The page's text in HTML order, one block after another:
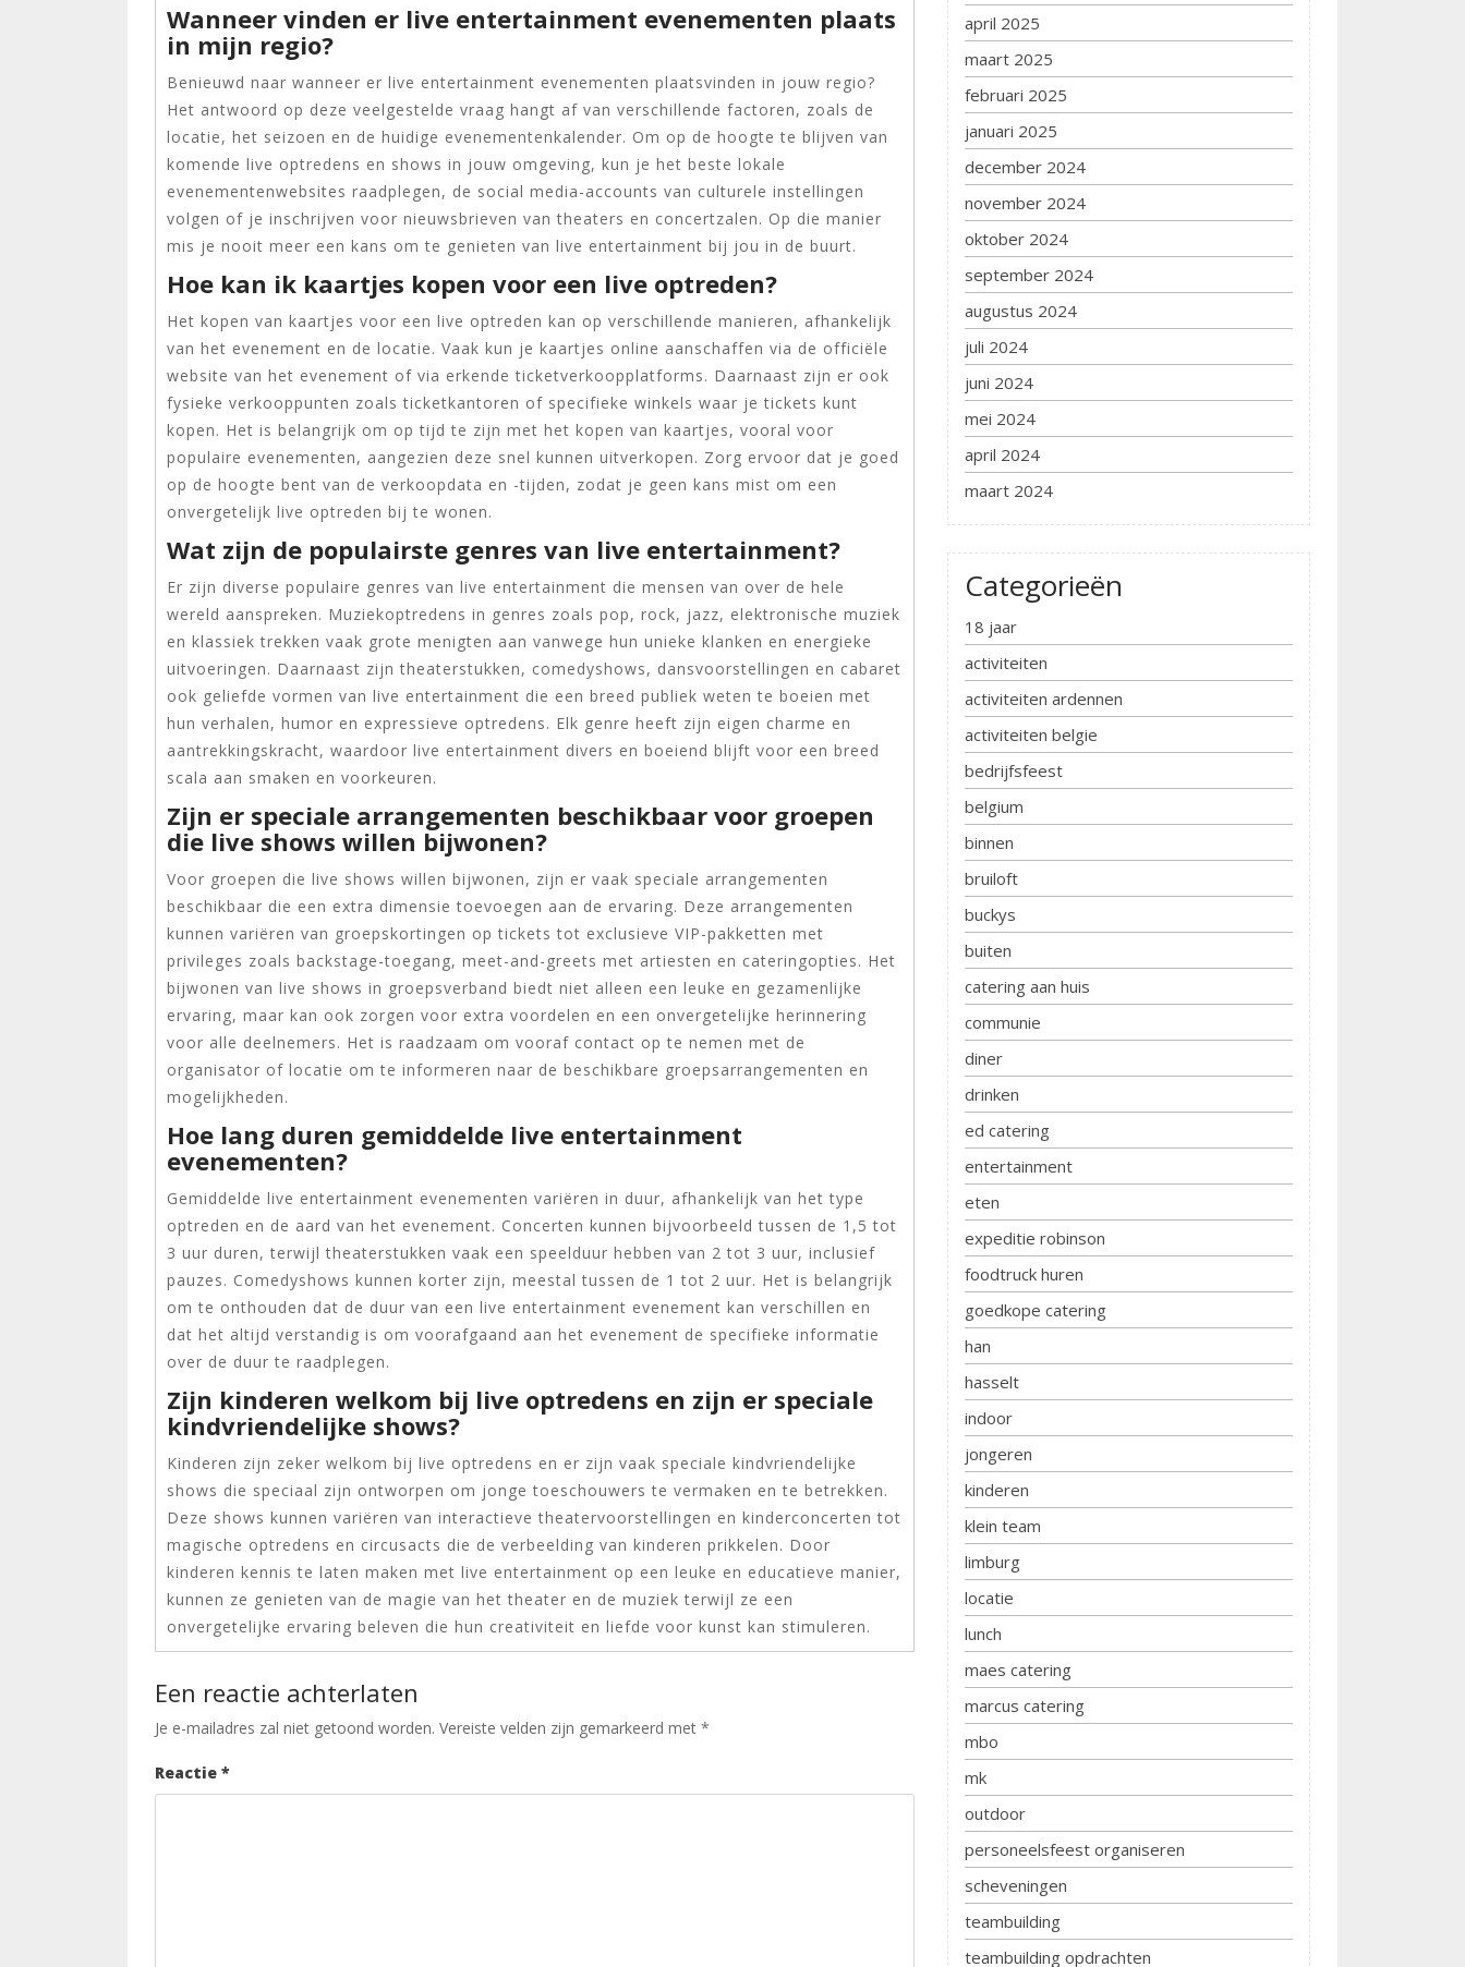
Wanneer vinden er live entertainment evenementen plaats
in mijn regio?
Benieuwd naar wanneer er live entertainment evenementen plaatsvinden in jouw regio?
Het antwoord op deze veelgestelde vraag hangt af van verschillende factoren, zoals de
locatie, het seizoen en de huidige evenementenkalender. Om op de hoogte te blijven van
komende live optredens en shows in jouw omgeving, kun je het beste lokale
evenementenwebsites raadplegen, de social media-accounts van culturele instellingen
volgen of je inschrijven voor nieuwsbrieven van theaters en concertzalen. Op die manier
mis je nooit meer een kans om te genieten van live entertainment bij jou in de buurt.
Hoe kan ik kaartjes kopen voor een live optreden?
Het kopen van kaartjes voor een live optreden kan op verschillende manieren, afhankelijk
van het evenement en de locatie. Vaak kun je kaartjes online aanschaffen via de officiële
website van het evenement of via erkende ticketverkoopplatforms. Daarnaast zijn er ook
fysieke verkooppunten zoals ticketkantoren of specifieke winkels waar je tickets kunt
kopen. Het is belangrijk om op tijd te zijn met het kopen van kaartjes, vooral voor
populaire evenementen, aangezien deze snel kunnen uitverkopen. Zorg ervoor dat je goed
op de hoogte bent van de verkoopdata en -tijden, zodat je geen kans mist om een
onvergetelijk live optreden bij te wonen.
Wat zijn de populairste genres van live entertainment?
Er zijn diverse populaire genres van live entertainment die mensen van over de hele
wereld aanspreken. Muziekoptredens in genres zoals pop, rock, jazz, elektronische muziek
en klassiek trekken vaak grote menigten aan vanwege hun unieke klanken en energieke
uitvoeringen. Daarnaast zijn theaterstukken, comedyshows, dansvoorstellingen en cabaret
ook geliefde vormen van live entertainment die een breed publiek weten te boeien met
hun verhalen, humor en expressieve optredens. Elk genre heeft zijn eigen charme en
aantrekkingskracht, waardoor live entertainment divers en boeiend blijft voor een breed
scala aan smaken en voorkeuren.
Zijn er speciale arrangementen beschikbaar voor groepen
die live shows willen bijwonen?
Voor groepen die live shows willen bijwonen, zijn er vaak speciale arrangementen
beschikbaar die een extra dimensie toevoegen aan de ervaring. Deze arrangementen
kunnen variëren van groepskortingen op tickets tot exclusieve VIP-pakketten met
privileges zoals backstage-toegang, meet-and-greets met artiesten en cateringopties. Het
bijwonen van live shows in groepsverband biedt niet alleen een leuke en gezamenlijke
ervaring, maar kan ook zorgen voor extra voordelen en een onvergetelijke herinnering
voor alle deelnemers. Het is raadzaam om vooraf contact op te nemen met de
organisator of locatie om te informeren naar de beschikbare groepsarrangementen en
mogelijkheden.
Hoe lang duren gemiddelde live entertainment
evenementen?
Gemiddelde live entertainment evenementen variëren in duur, afhankelijk van het type
optreden en de aard van het evenement. Concerten kunnen bijvoorbeeld tussen de 1,5 tot
3 uur duren, terwijl theaterstukken vaak een speelduur hebben van 2 tot 3 uur, inclusief
pauzes. Comedyshows kunnen korter zijn, meestal tussen de 1 tot 2 uur. Het is belangrijk
om te onthouden dat de duur van een live entertainment evenement kan verschillen en
dat het altijd verstandig is om voorafgaand aan het evenement de specifieke informatie
over de duur te raadplegen.
Zijn kinderen welkom bij live optredens en zijn er speciale
kindvriendelijke shows?
Kinderen zijn zeker welkom bij live optredens en er zijn vaak speciale kindvriendelijke
shows die speciaal zijn ontworpen om jonge toeschouwers te vermaken en te betrekken.
Deze shows kunnen variëren van interactieve theatervoorstellingen en kinderconcerten tot
magische optredens en circusacts die de verbeelding van kinderen prikkelen. Door
kinderen kennis te laten maken met live entertainment op een leuke en educatieve manier,
kunnen ze genieten van de magie van het theater en de muziek terwijl ze een
onvergetelijke ervaring beleven die hun creativiteit en liefde voor kunst kan stimuleren.
Een reactie achterlaten
Je e-mailadres zal niet getoond worden. Vereiste velden zijn gemarkeerd met *
Reactie *
april 2025
maart 2025
februari 2025
januari 2025
december 2024
november 2024
oktober 2024
september 2024
augustus 2024
juli 2024
juni 2024
mei 2024
april 2024
maart 2024
Categorieën
18 jaar
activiteiten
activiteiten ardennen
activiteiten belgie
bedrijfsfeest
belgium
binnen
bruiloft
buckys
buiten
catering aan huis
communie
diner
drinken
ed catering
entertainment
eten
expeditie robinson
foodtruck huren
goedkope catering
han
hasselt
indoor
jongeren
kinderen
klein team
limburg
locatie
lunch
maes catering
marcus catering
mbo
mk
outdoor
personeelsfeest organiseren
scheveningen
teambuilding
teambuilding opdrachten